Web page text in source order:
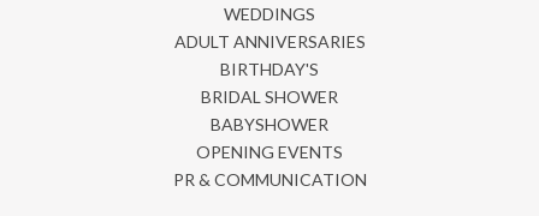
WEDDINGS
ADULT ANNIVERSARIES
BIRTHDAY'S
BRIDAL SHOWER
BABYSHOWER
OPENING EVENTS
PR & COMMUNICATION